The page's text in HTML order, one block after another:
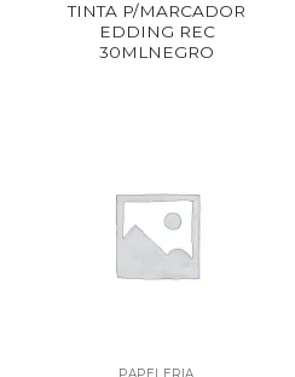
TINTA P/MARCADOR
EDDING REC
30MLNEGRO